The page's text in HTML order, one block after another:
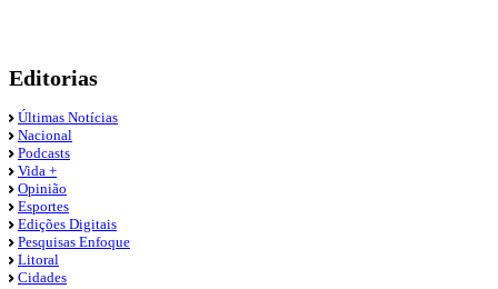
Editorias
Últimas Notícias
Nacional
Podcasts
Vida +
Opinião
Esportes
Edições Digitais
Pesquisas Enfoque
Litoral
Cidades